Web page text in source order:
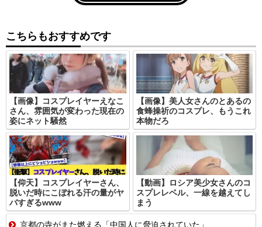
こちらもおすすめです
【画像】コスプレイヤーえなこ
さん、雰囲気が変わった現在の
姿にネット騒然
【画像】美人女さんのとあるの
食蜂操祈のコスプレ、もうこれ
本物だろ
【仰天】コスプレイヤーさん、
脱いだ時にこぼれる汗の量がヤ
バすぎるwww
【動画】ロシア美少女さんのコ
スプレレベル、一線を越えてし
まう
京都の寺がまた燃える「中国人に脅迫されていた」